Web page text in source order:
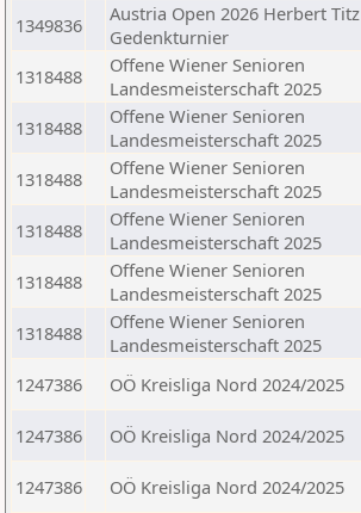
1349836
Austria Open 2026 Herbert Titz
Gedenkturnier
1318488
Offene Wiener Senioren
Landesmeisterschaft 2025
1318488
Offene Wiener Senioren
Landesmeisterschaft 2025
1318488
Offene Wiener Senioren
Landesmeisterschaft 2025
1318488
Offene Wiener Senioren
Landesmeisterschaft 2025
1318488
Offene Wiener Senioren
Landesmeisterschaft 2025
1318488
Offene Wiener Senioren
Landesmeisterschaft 2025
1247386 OÖ Kreisliga Nord 2024/2025
1247386 OÖ Kreisliga Nord 2024/2025
1247386 OÖ Kreisliga Nord 2024/2025